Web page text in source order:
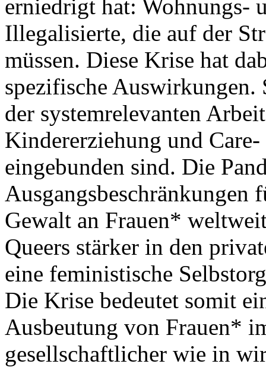
erniedrigt hat: Wohnungs-
Illegalisierte, die auf der
müssen. Diese Krise hat
spezifische Auswirkungen.
der systemrelevanten
Kindererziehung und
eingebunden sind. Die
Ausgangsbeschränkungen
Gewalt an Frauen*
Queers stärker in den
eine feministische
Die Krise bedeutet somit
Ausbeutung von Frauen*
gesellschaftlicher wie in